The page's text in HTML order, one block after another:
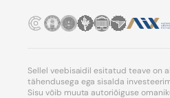
Sellel veebisaidil esitatud teave on
tähendusega ega sisalda
Sisu võib muuta autoriõiguse